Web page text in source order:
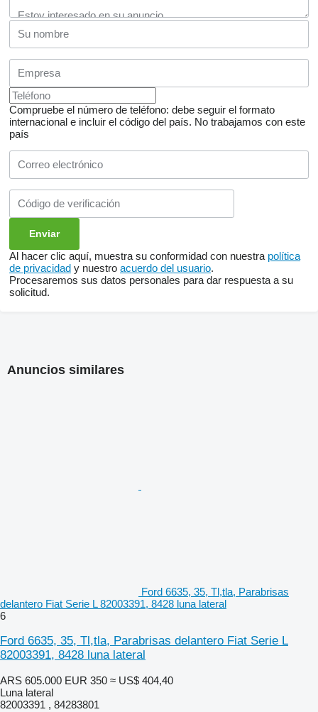
Compruebe el número de teléfono: debe seguir el formato
internacional e incluir el código del país. No trabajamos con este
país
Al hacer clic aquí, muestra su conformidad con nuestra política
de privacidad y nuestro acuerdo del usuario.
Procesaremos sus datos personales para dar respuesta a su
solicitud.
Anuncios similares
Ford 6635, 35, Tl,tla, Parabrisas
delantero Fiat Serie L 82003391, 8428 luna lateral
6
Ford 6635, 35, Tl,tla, Parabrisas delantero Fiat Serie L
82003391, 8428 luna lateral
ARS 605.000 EUR 350 ≈ US$ 404,40
Luna lateral
82003391 , 84283801